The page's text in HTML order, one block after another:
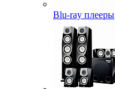
Blu-ray плееры